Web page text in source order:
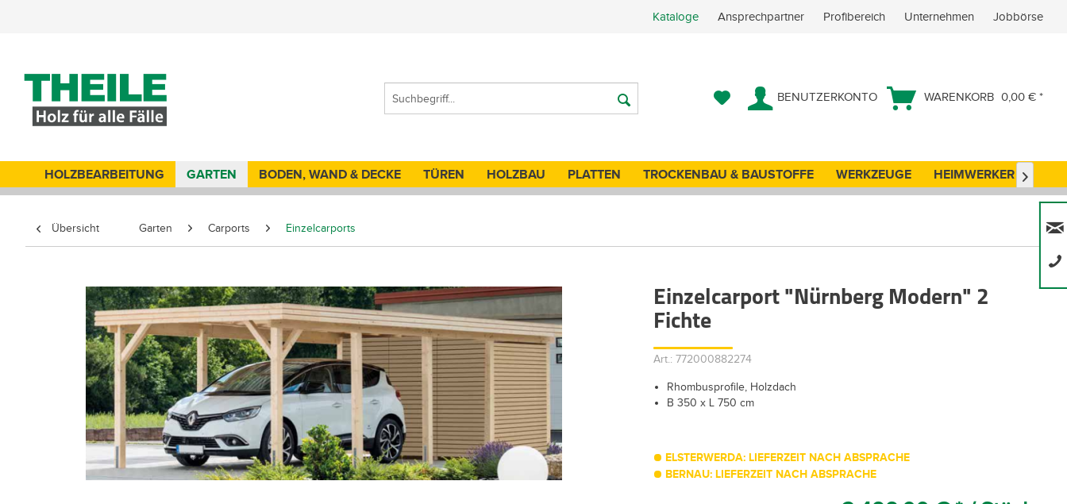
Kataloge Ansprechpartner Profibereich Unternehmen Jobbörse
BENUTZERKONTO WARENKORB 0,00 € *
HOLZBEARBEITUNG GARTEN BODEN, WAND & DECKE TÜREN HOLZBAU PLATTEN TROCKENBAU & BAUSTOFFE WERKZEUGE HEIMWERKER 
Übersicht Garten Carports Einzelcarports
Einzelcarport "Nürnberg Modern" 2
Fichte
Art.: 772000882274
Rhombusprofile, Holzdach
B 350 x L 750 cm
ELSTERWERDA: LIEFERZEIT NACH ABSPRACHE
BERNAU: LIEFERZEIT NACH ABSPRACHE